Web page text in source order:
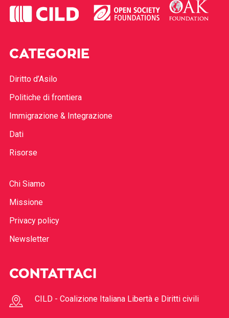
CATEGORIE
Diritto d’Asilo
Politiche di frontiera
Immigrazione & Integrazione
Dati
Risorse
Chi Siamo
Missione
Privacy policy
Newsletter
CONTATTACI
CILD - Coalizione Italiana Libertà e Diritti civili